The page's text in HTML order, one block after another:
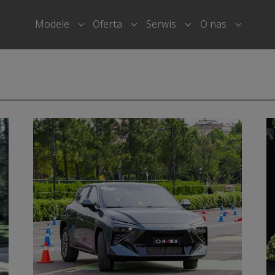
Modele Submenu for "Modele"
Oferta Submenu for "Oferta"
Serwis Submenu for
O nas